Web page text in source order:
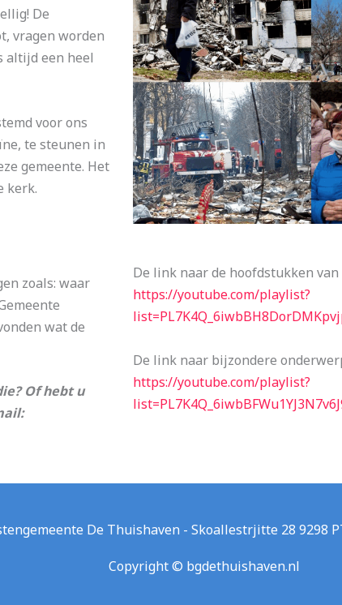
De
vragen worden
altijd een heel
voor ons
te steunen in
gemeente. Het
kerk.
zoals: waar
wat de
Of hebt u
De link naar de hoofdstukken
https://youtube.com/playlist?
De link naar bijzondere
https://youtube.com/playlist?
De Thuishaven - Skoallestrjitte 28 9298
Copyright © bgdethuishaven.nl